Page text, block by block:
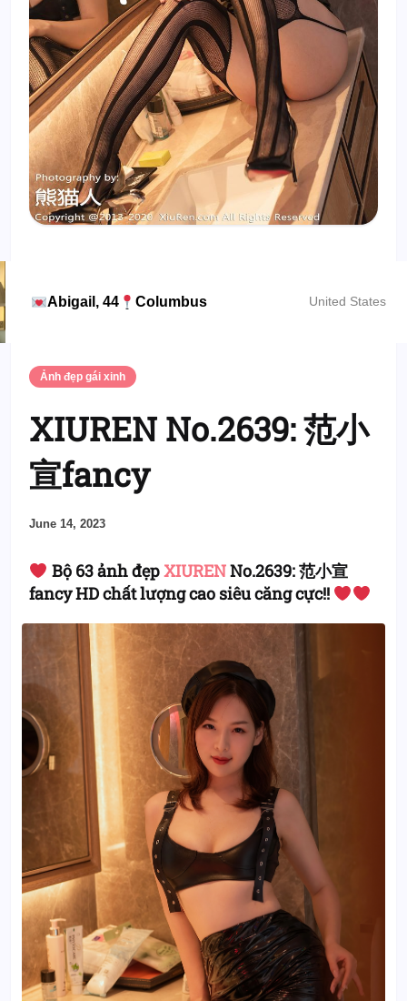
Abigail, 44 Columbus United States
Ảnh đẹp gái xinh
XIUREN No.2639: 范小
宣fancy
June 14, 2023
Bộ 63 ảnh đẹpXIURENNo.2639: 范小宣
fancy HD chất lượng cao siêu căng cực!!